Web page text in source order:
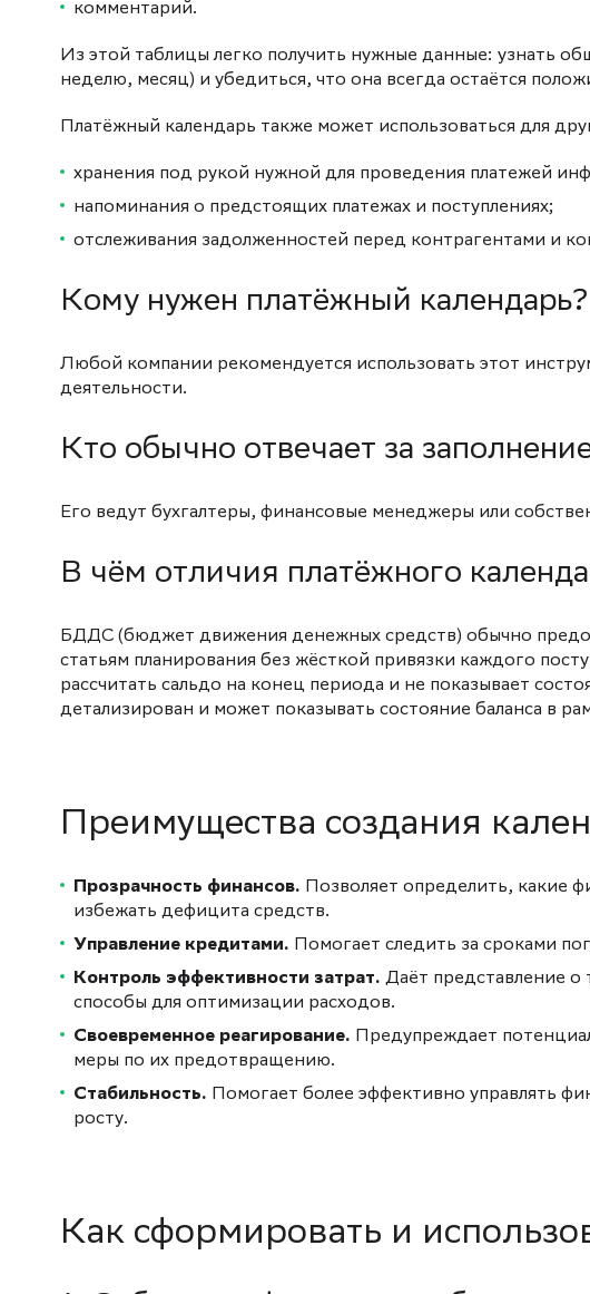
комментарий.
Из этой таблицы легко получить нужные данные: узнать
неделю, месяц) и убедиться, что она всегда остаётся
Платёжный календарь также может использоваться для
хранения под рукой нужной для проведения платежей
напоминания о предстоящих платежах и поступлениях;
отслеживания задолженностей перед контрагентами и
Кому нужен платёжный календарь?
Любой компании рекомендуется использовать этот
деятельности.
Кто обычно отвечает за
Его ведут бухгалтеры, финансовые менеджеры или
В чём отличия платёжного
БДДС (бюджет движения денежных средств) обычно
статьям планирования без жёсткой привязки каждого
рассчитать сальдо на конец периода и не показывает
детализирован и может показывать состояние баланса в
Преимущества создания
Прозрачность финансов. Позволяет определить, какие
избежать дефицита средств.
Управление кредитами. Помогает следить за сроками
Контроль эффективности затрат. Даёт представление о
способы для оптимизации расходов.
Своевременное реагирование. Предупреждает
меры по их предотвращению.
Стабильность. Помогает более эффективно управлять
росту.
Как сформировать и